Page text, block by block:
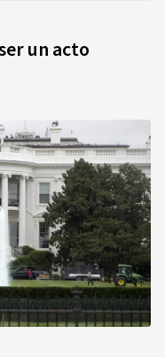
un acto